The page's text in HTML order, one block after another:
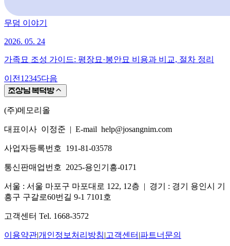
무덤 이야기
2026. 05. 24
가족묘 조성 가이드: 평장묘·봉안묘 비용과 비교, 절차 정리
이전 1 2345다음
(주)메모리올
대표이사 이정준 | E-mail help@josangnim.com
사업자등록번호 191-81-03578
통신판매업번호 2025-용인기흥-0171
서울 : 서울 마포구 마포대로 122, 12층 | 경기 : 경기 용인시 기
흥구 구갈로60번길 9-1 7101호
고객센터 Tel. 1668-3572
이용약관|개인정보처리방침|고객센터 |파트너문의